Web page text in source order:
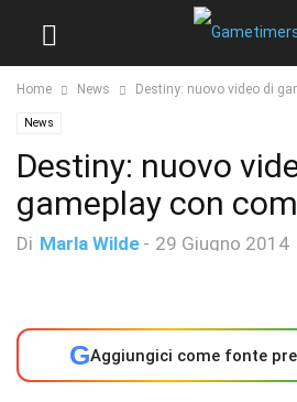
Home News Destiny: nuovo video di
News
Destiny: nuovo
gameplay con
Di Marla Wilde - 29 Giugno 2014
GAggiungici come fonte